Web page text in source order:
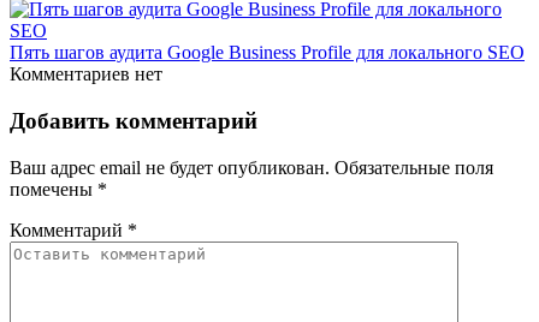
Пять шагов аудита Google Business Profile для локального SEO
Комментариев нет
Добавить комментарий
Ваш адрес email не будет опубликован. Обязательные поля
помечены *
Комментарий *